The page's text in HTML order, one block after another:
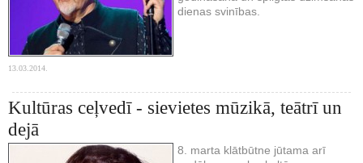
dienas svinības.
13.03.2014.
Kultūras ceļvedī - sievietes mūzikā, teātrī un
dejā
8. marta klātbūtne jūtama arī